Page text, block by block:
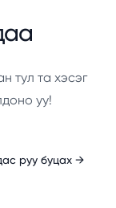
тул та хэсэг
уу!
руу буцах →